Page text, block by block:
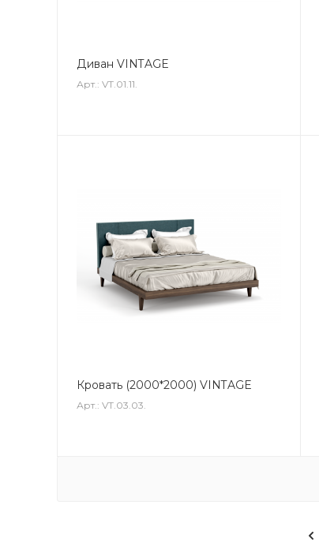
Диван VINTAGE
Арт.: VT.01.11.
Кровать (2000*2000) VINTAGE
Арт.: VT.03.03.